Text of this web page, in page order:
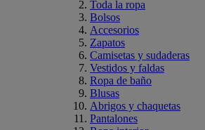
Toda la ropa
Bolsos
Accesorios
Zapatos
Camisetas y sudaderas
Vestidos y faldas
Ropa de baño
Blusas
Abrigos y chaquetas
Pantalones